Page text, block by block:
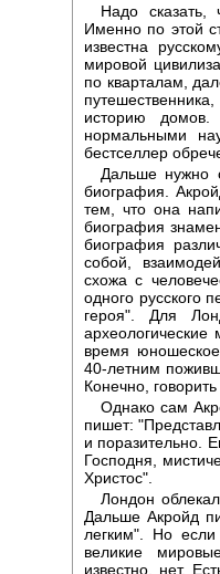
Надо сказать,
Именно по этой
известна
мировой
по кварталам,
историю
нормальными
бестселлер
Дальше нужно
биография.
тем, что она
биография
биография
собой,
схожа с
одного русского
героя". Для
время
40-летним
Конечно,
Однако сам
пишет:
и поразительно.
Господня,
Христос".
Лондон
Дальше Акройд
легким". Но
великие
известно, нет.